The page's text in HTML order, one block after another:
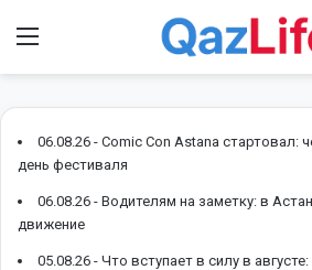
06.08.26 - Comic Con Astana стартовал:
день фестиваля
06.08.26 - Водителям на заметку: в
движение
05.08.26 - Что вступает в силу в